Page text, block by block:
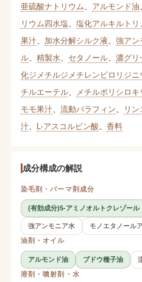
亜硫酸ナトリウム
アルモンド油
リウム四水塩
塩化アルキルト
果汁、 加水分解シルク液 強アン
ル、 精製水 セタノール、 濃グリ
化ジメチルジメチレンピロリジニ
チルエーテル、 メチルポリシロキ
モモ果汁、 流動パラフィン リ
汁、 L-アスコルビン酸 香料
成分構成の解説
染毛剤・パーマ剤成分
(有効成分)5-アミノオルトクレゾール
強アンモニア水
モノエタノール
油剤・オイル
アルモンド油 ブドウ種子油
溶剤・噴射剤・水